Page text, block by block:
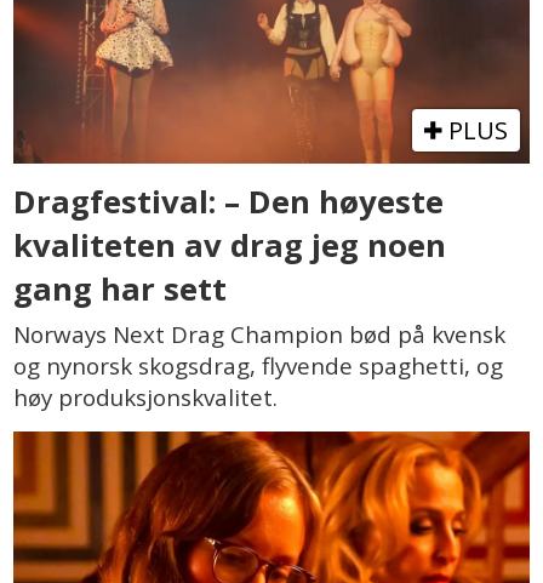
PLUS
Dragfestival: – Den høyeste
kvaliteten av drag jeg noen
gang har sett
Norways Next Drag Champion bød på kvensk
og nynorsk skogsdrag, flyvende spaghetti, og
høy produksjonskvalitet.